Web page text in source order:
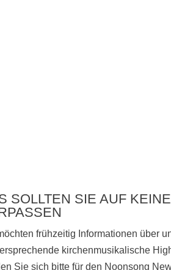
SOLLTEN SIE AUF
frühzeitig Informationen über
kirchenmusikalische
Sie sich bittefür den Noonsong